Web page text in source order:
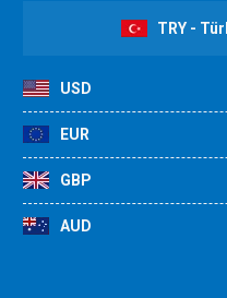
TRY -
USD
EUR
GBP
AUD